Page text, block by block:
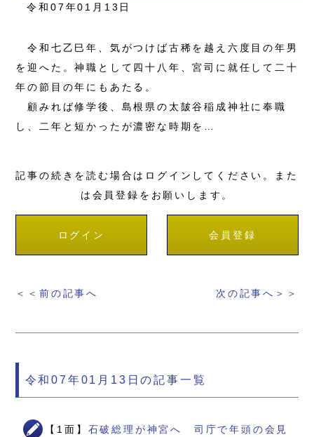
令和07年01月13日
令和七乙巳年、気がつけば古稀を越え六度目の年男
を迎へた。神職として四十八年、宮司に就任して二十
年の節目の年にもあたる。
顧みれば修学後、島根県の太皷谷稲成神社に奉職
し、二年と短かったが濃密な時期を…
記事の続きを読む場合はログインしてください。また
は会員登録をお願いします。
ログイン 会員登録
＜＜前の記事へ 次の記事へ＞＞
令和07年01月13日の記事一覧
【1面】 石破総理が神宮へ 司庁で年頭の会見